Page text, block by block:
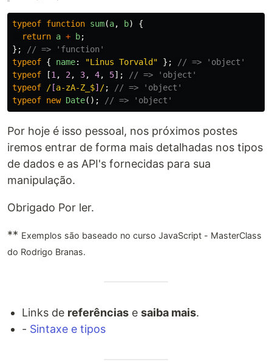
typeof function sum(a, b)
{
return a + b;
};
// => 'function'
typeof { name: "Linus Torvald " };
// => 'object'
typeof
[1, 2, 3, 4, 5];
// => 'object'
typeof / [a-zA-Z_$] /;
// => 'object'
typeof new Date(); // => 'object'
Por hoje é isso pessoal, nos próximos postes
iremos entrar de forma mais detalhadas nos tipos
de dados e as API's fornecidas para sua
manipulação.
Obrigado Por ler.
** Exemplos são baseado no curso JavaScript - MasterClass
do Rodrigo Branas.
Links de referências e saiba mais.
- Sintaxe e tipos